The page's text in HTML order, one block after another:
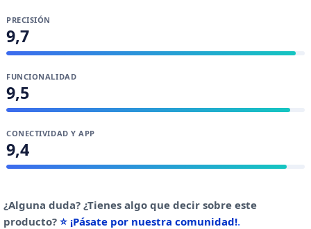
PRECISIÓN
9,7
FUNCIONALIDAD
9,5
CONECTIVIDAD Y APP
9,4
¿Alguna duda? ¿Tienes algo que decir sobre este
producto? ⭐ ¡Pásate por nuestra comunidad!.